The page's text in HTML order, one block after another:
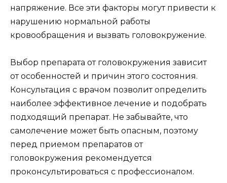
напряжение. Все эти факторы могут привести к
нарушению нормальной работы
кровообращения и вызвать головокружение.
Выбор препарата от головокружения зависит
от особенностей и причин этого состояния.
Консультация с врачом позволит определить
наиболее эффективное лечение и подобрать
подходящий препарат. Не забывайте, что
самолечение может быть опасным, поэтому
перед приемом препаратов от
головокружения рекомендуется
проконсультироваться с профессионалом.